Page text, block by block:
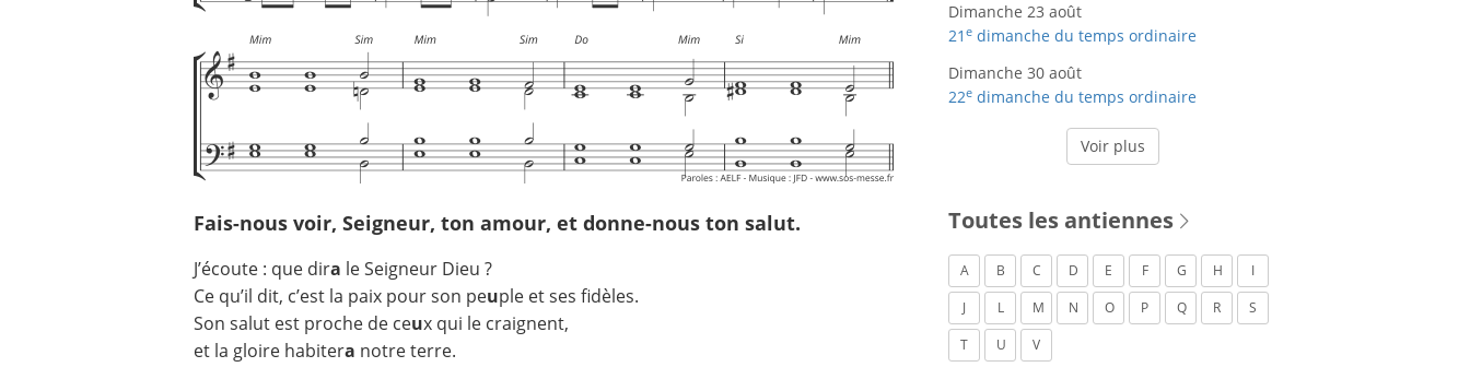
Fais-nous voir, Seigneur, ton amour, et donne-nous ton salut.
J’écoute : que dira le Seigneur Dieu ?
Ce qu’il dit, c’est la paix pour son peuple et ses fidèles.
Son salut est proche de ceux qui le craignent,
et la gloire habitera notre terre.
Dimanche 23 août
21 e dimanche du temps ordinaire
Dimanche 30 août
22e dimanche du temps ordinaire
Voir plus
Toutes les antiennes
A B C D E F G H
I
J
L M N O P Q R
S
T
U V